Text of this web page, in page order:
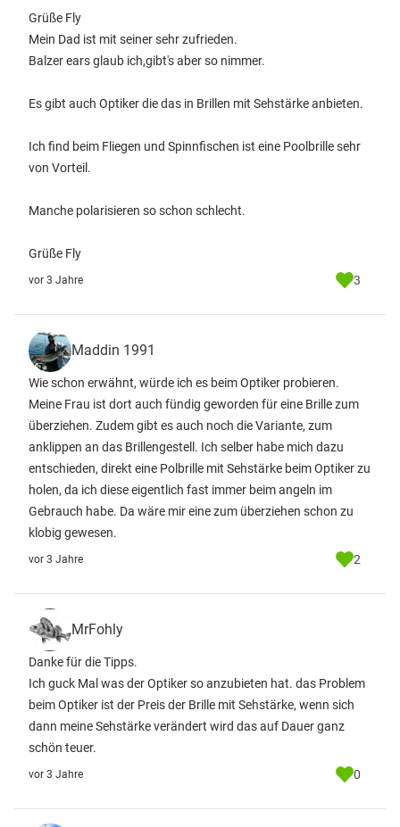
Grüße Fly
Mein Dad ist mit seiner sehr zufrieden.
Balzer ears glaub ich,gibt's aber so nimmer.
Es gibt auch Optiker die das in Brillen mit Sehstärke anbieten.
Ich find beim Fliegen und Spinnfischen ist eine Poolbrille sehr
von Vorteil.
Manche polarisieren so schon schlecht.
Grüße Fly
vor 3 Jahre 3
Maddin 1991
Wie schon erwähnt, würde ich es beim Optiker probieren.
Meine Frau ist dort auch fündig geworden für eine Brille zum
überziehen. Zudem gibt es auch noch die Variante, zum
anklippen an das Brillengestell. Ich selber habe mich dazu
entschieden, direkt eine Polbrille mit Sehstärke beim Optiker zu
holen, da ich diese eigentlich fast immer beim angeln im
Gebrauch habe. Da wäre mir eine zum überziehen schon zu
klobig gewesen.
vor 3 Jahre 2
MrFohly
Danke für die Tipps.
Ich guck Mal was der Optiker so anzubieten hat. das Problem
beim Optiker ist der Preis der Brille mit Sehstärke, wenn sich
dann meine Sehstärke verändert wird das auf Dauer ganz
schön teuer.
vor 3 Jahre 0